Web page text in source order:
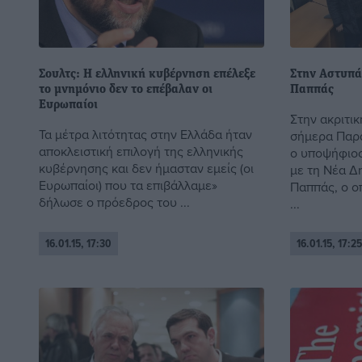
Σουλτς: Η ελληνική κυβέρνηση επέλεξε
το μνημόνιο δεν το επέβαλαν οι
Ευρωπαίοι
Τα μέτρα λιτότητας στην Ελλάδα ήταν
αποκλειστική επιλογή της ελληνικής
κυβέρνησης και δεν ήμασταν εμείς (οι
Ευρωπαίοι) που τα επιβάλλαμε»
δήλωσε ο πρόεδρος του ...
16.01.15, 17:30
Στην
Παππάς
Στην
σήμερα
ο
με τη Νέα
Παππάς, ο
...
16.01.15, 17:25